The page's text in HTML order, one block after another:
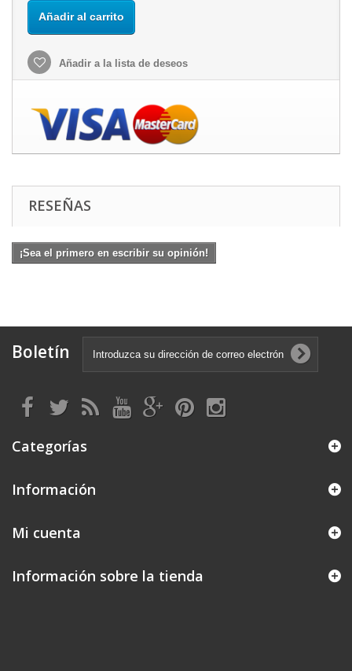
Añadir al carrito
Añadir a la lista de deseos
RESEÑAS
¡Sea el primero en escribir su opinión!
Boletín
Categorías
Información
Mi cuenta
Información sobre la tienda